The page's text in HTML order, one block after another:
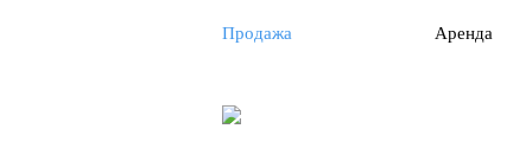
Продажа Аренда